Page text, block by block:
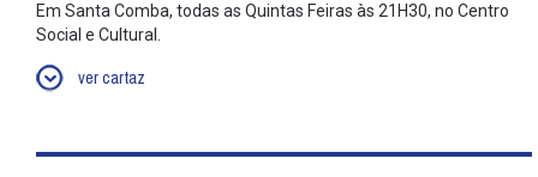
Em Santa Comba, todas as Quintas Feiras às 21H30, no Centro
Social e Cultural.
ver cartaz